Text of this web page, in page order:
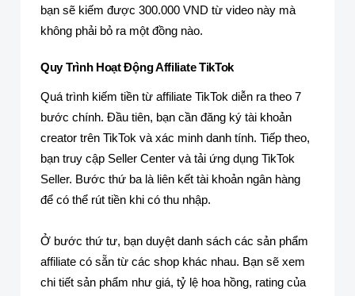
bạn sẽ kiếm được 300.000 VND từ video này mà
không phải bỏ ra một đồng nào.
Quy Trình Hoạt Động Affiliate TikTok
Quá trình kiếm tiền từ affiliate TikTok diễn ra theo 7
bước chính. Đầu tiên, bạn cần đăng ký tài khoản
creator trên TikTok và xác minh danh tính. Tiếp theo,
bạn truy cập Seller Center và tải ứng dụng TikTok
Seller. Bước thứ ba là liên kết tài khoản ngân hàng
để có thể rút tiền khi có thu nhập.
Ở bước thứ tư, bạn duyệt danh sách các sản phẩm
affiliate có sẵn từ các shop khác nhau. Bạn sẽ xem
chi tiết sản phẩm như giá, tỷ lệ hoa hồng, rating của